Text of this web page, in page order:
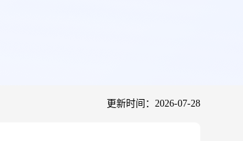
更新时间：2026-07-28